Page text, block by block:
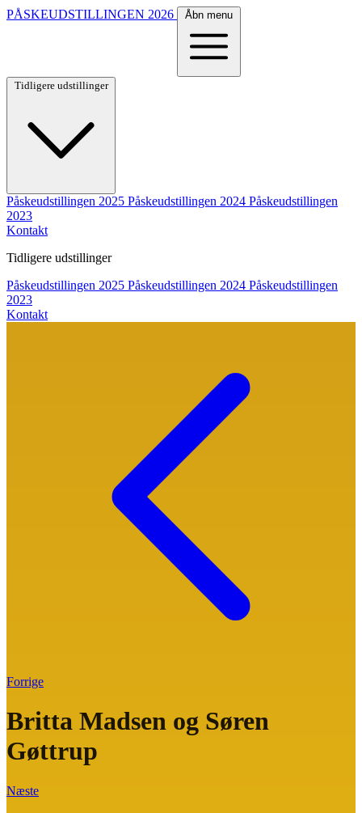
PÅSKEUDSTILLINGEN 2026 Åbn menu
Tidligere udstillinger
Påskeudstillingen 2025 Påskeudstillingen 2024 Påskeudstillingen
2023
Kontakt
Tidligere udstillinger
Påskeudstillingen 2025 Påskeudstillingen 2024 Påskeudstillingen
2023
Kontakt
Forrige
Britta Madsen og Søren
Gøttrup
Næste